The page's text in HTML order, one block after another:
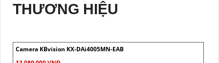
THƯƠNG HIỆU
Camera KBvision KX-DAi4005MN-EAB